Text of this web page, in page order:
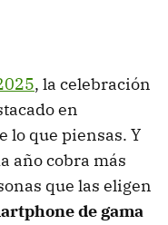
, la celebración
en
lo que piensas. Y
año cobra más
que las eligen
de gama